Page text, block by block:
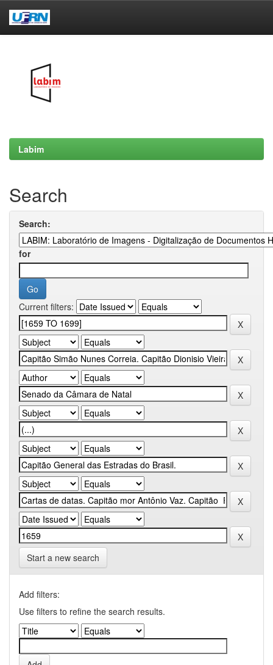
Labim
Search
Search:
for
Current filters:
Start a new search
Add filters:
Use filters to refine the search results.